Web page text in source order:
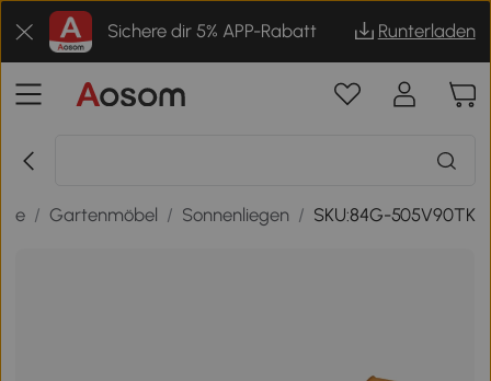
Sichere dir 5% APP-Rabatt Runterladen
/ Gartenmöbel / Sonnenliegen / SKU:84G-505V90TK